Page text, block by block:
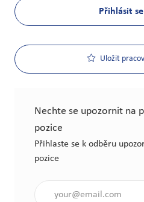
Přihlásit
Uložit
Nechte se upozornit na
pozice
Přihlaste se k odběru
pozice